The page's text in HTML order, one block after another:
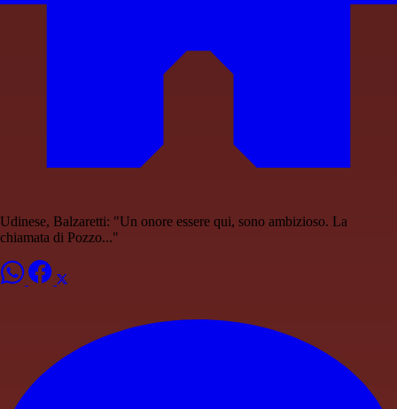
Udinese, Balzaretti: "Un onore essere qui, sono ambizioso. La
chiamata di Pozzo..."